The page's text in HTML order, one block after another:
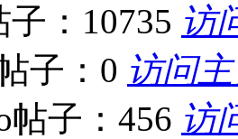
子：10735 访
子：0 访问
帖子：456 访